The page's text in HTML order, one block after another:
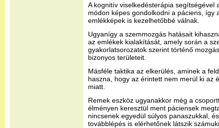
A kognitív viselkedésterápia segítségével
módon képes gondolkodni a páciens, így
emlékképek is kezelhetőbbé válnak.
Ugyanígy a szemmozgás hatásait
az emlékek kialakítását, amely során a
gyakorlatsorozatok szerint történő
bizonyos területeit.
Másféle taktika az elkerülés, aminek a
haszna, hogy az érintett nem merül ki az
miatt.
Remek eszköz ugyanakkor még a
élményen keresztül ment páciensek
nincsenek egyedül súlyos panaszukkal,
továbblépés is elérhetőnek látszik